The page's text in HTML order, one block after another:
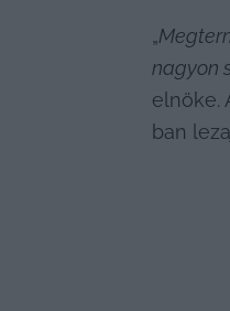
„
nagyon
elnöke.
ban